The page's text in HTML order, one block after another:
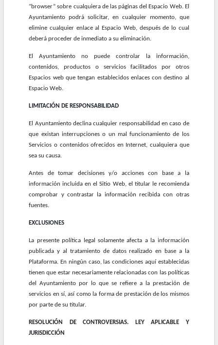
“browser” sobre cualquiera de las páginas del Espacio Web. El
Ayuntamiento podrá solicitar, en cualquier momento, que
elimine cualquier enlace al Espacio Web, después de lo cual
deberá proceder de inmediato a su eliminación.
El Ayuntamiento no puede controlar la información,
contenidos, productos o servicios facilitados por otros
Espacios web que tengan establecidos enlaces con destino al
Espacio Web.
LIMITACIÓN DE RESPONSABILIDAD
El Ayuntamiento declina cualquier responsabilidad en caso de
que existan interrupciones o un mal funcionamiento de los
Servicios o contenidos ofrecidos en Internet, cualquiera que
sea su causa.
Antes de tomar decisiones y/o acciones con base a la
información incluida en el Sitio Web, el titular le recomienda
comprobar y contrastar la información recibida con otras
fuentes.
EXCLUSIONES
La presente política legal solamente afecta a la información
publicada y al tratamiento de datos realizado en base a la
Plataforma. En ningún caso, las condiciones aquí establecidas
tienen que estar necesariamente relacionadas con las políticas
del Ayuntamiento por lo que se refiere a la prestación de
servicios en sí, así como la forma de prestación de los mismos
por parte de su titular.
RESOLUCIÓN DE CONTROVERSIAS. LEY APLICABLE Y
JURISDICCIÓN